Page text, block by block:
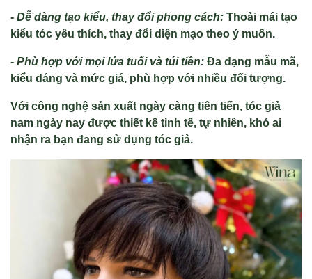
- Dễ dàng tạo kiểu, thay đổi phong cách: Thoải mái tạo
kiểu tóc yêu thích, thay đổi diện mạo theo ý muốn.
- Phù hợp với mọi lứa tuổi và túi tiền: Đa dạng mẫu mã,
kiểu dáng và mức giá, phù hợp với nhiều đối tượng.
Với công nghệ sản xuất ngày càng tiên tiến, tóc giả
nam ngày nay được thiết kế tinh tế, tự nhiên, khó ai
nhận ra bạn đang sử dụng tóc giả.